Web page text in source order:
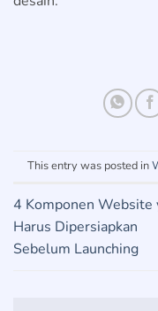
This entry was posted in
4 Komponen Website
Harus Dipersiapkan
Sebelum Launching